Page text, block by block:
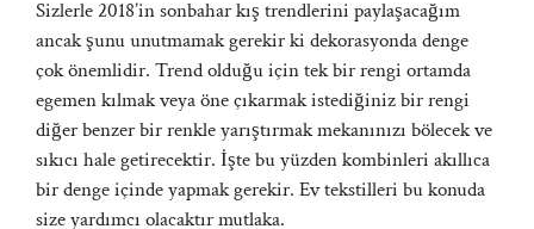
Sizlerle 2018’in sonbahar kış trendlerini paylaşacağım
ancak şunu unutmamak gerekir ki dekorasyonda denge
çok önemlidir. Trend olduğu için tek bir rengi ortamda
egemen kılmak veya öne çıkarmak istediğiniz bir rengi
diğer benzer bir renkle yarıştırmak mekanınızı bölecek ve
sıkıcı hale getirecektir. İşte bu yüzden kombinleri akıllıca
bir denge içinde yapmak gerekir. Ev tekstilleri bu konuda
size yardımcı olacaktır mutlaka.